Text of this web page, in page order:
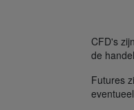
CFD's
de
Futures